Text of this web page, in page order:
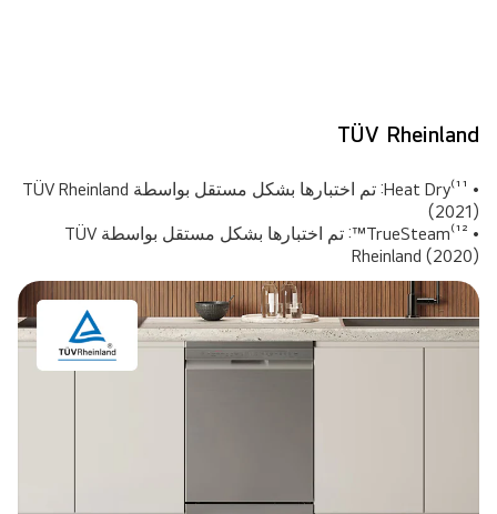
TÜV Rheinland
• ¹¹⁾Heat Dry: تم اختبارها بشكل مستقل بواسطة TÜV Rheinland
(2021)
• ¹²⁾TrueSteam™: تم اختبارها بشكل مستقل بواسطة TÜV
Rheinland (2020)